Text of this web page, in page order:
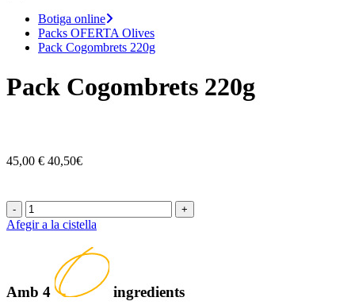
Botiga online
Packs OFERTA Olives
Pack Cogombrets 220g
Pack Cogombrets 220g
45,00 € 40,50€
- +
Afegir a la cistella
Amb 4 ingredients